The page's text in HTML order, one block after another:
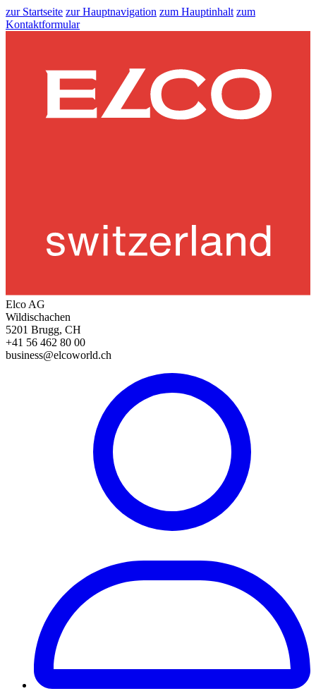
zur Startseite zur Hauptnavigation zum Hauptinhalt zum
Kontaktformular
Elco AG
Wildischachen
5201 Brugg, CH
+41 56 462 80 00
business@elcoworld.ch